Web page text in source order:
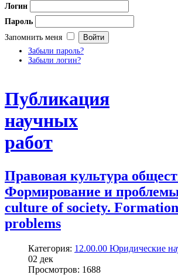
Логин
Пароль
Запомнить меня
Забыли пароль?
Забыли логин?
Публикация
научных
работ
Правовая культура
Формирование и
culture of society.
problems
Категория: 12.00.00 Юридические
02 дек
Просмотров: 1688